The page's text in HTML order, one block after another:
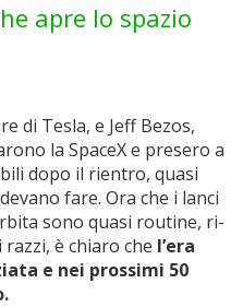
apre lo spazio
di Tesla, e Jeff Bezos,
la SpaceX e presero a
dopo il rientro, quasi
fare. Ora che i lanci
sono quasi routine, ri-
è chiaro che l’era
e nei prossimi 50